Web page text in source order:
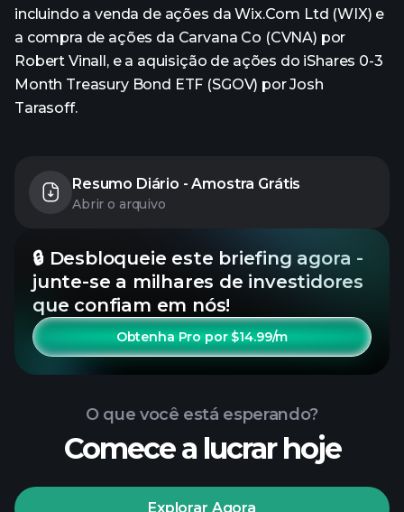
incluindo a venda de ações da Wix.Com Ltd (WIX) e
a compra de ações da Carvana Co (CVNA) por
Robert Vinall, e a aquisição de ações do iShares 0-3
Month Treasury Bond ETF (SGOV) por Josh
Tarasoff.
Resumo Diário - Amostra Grátis
Abrir o arquivo
🔒 Desbloqueie este briefing agora -
junte-se a milhares de investidores
que confiam em nós!
Obtenha Pro por $14.99/m
O que você está esperando?
Comece a lucrar hoje
Explorar Agora